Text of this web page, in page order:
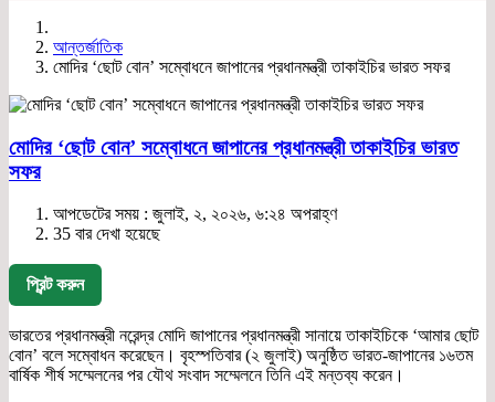
আন্তর্জাতিক
মোদির ‘ছোট বোন’ সম্বোধনে জাপানের প্রধানমন্ত্রী তাকাইচির ভারত সফর
মোদির ‘ছোট বোন’ সম্বোধনে জাপানের প্রধানমন্ত্রী তাকাইচির ভারত
সফর
আপডেটের সময় : জুলাই, ২, ২০২৬, ৬:২৪ অপরাহ্ণ
35 বার দেখা হয়েছে
প্রিন্ট করুন
ভারতের প্রধানমন্ত্রী নরেন্দ্র মোদি জাপানের প্রধানমন্ত্রী সানায়ে তাকাইচিকে ‘আমার ছোট
বোন’ বলে সম্বোধন করেছেন। বৃহস্পতিবার (২ জুলাই) অনুষ্ঠিত ভারত-জাপানের ১৬তম
বার্ষিক শীর্ষ সম্মেলনের পর যৌথ সংবাদ সম্মেলনে তিনি এই মন্তব্য করেন।